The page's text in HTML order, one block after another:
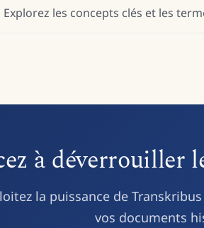
ESC
Explorez les concepts clés et les
à déverrouiller
la puissance de
vos documents